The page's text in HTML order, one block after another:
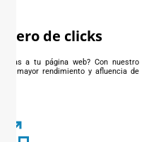
de clicks
a tu página web? Con nuestro
un mayor rendimiento y afluencia de